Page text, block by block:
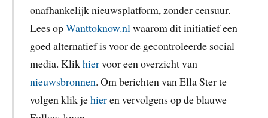
onafhankelijk nieuwsplatform, zonder censuur.
Lees opWanttoknow.nlwaarom dit initiatief een
goed alternatief is voor de gecontroleerde social
media. Klikhiervoor een overzicht van
nieuwsbronnen. Om berichten van Ella Ster te
volgen klik jehieren vervolgens op de blauwe